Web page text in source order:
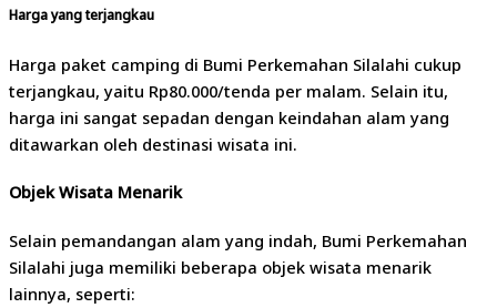
Harga yang terjangkau
Harga paket camping di Bumi Perkemahan Silalahi cukup
terjangkau, yaitu Rp80.000/tenda per malam. Selain itu,
harga ini sangat sepadan dengan keindahan alam yang
ditawarkan oleh destinasi wisata ini.
Objek Wisata Menarik
Selain pemandangan alam yang indah, Bumi Perkemahan
Silalahi juga memiliki beberapa objek wisata menarik
lainnya, seperti: